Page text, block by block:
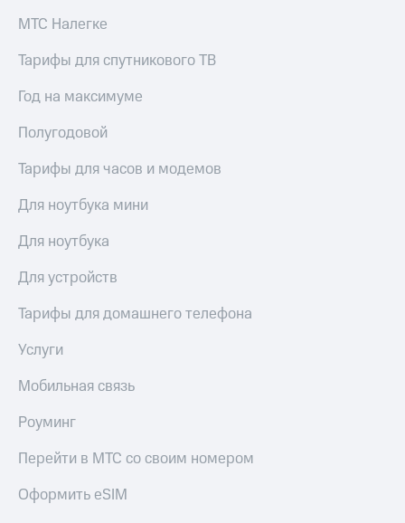
МТС Налегке
Тарифы для спутникового ТВ
Год на максимуме
Полугодовой
Тарифы для часов и модемов
Для ноутбука мини
Для ноутбука
Для устройств
Тарифы для домашнего телефона
Услуги
Мобильная связь
Роуминг
Перейти в МТС со своим номером
Оформить eSIM